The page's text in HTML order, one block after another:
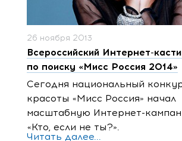
26 ноября 2013
Всероссийский Интернет-
по поиску «Мисс Россия 2014»
Сегодня национальный
красоты «Мисс Россия» начал
масштабную Интернет-
«Кто, если не ты?».
Читать далее...